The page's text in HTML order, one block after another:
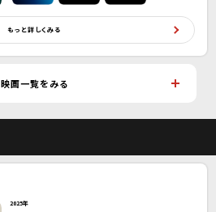
もっと詳しくみる
映画一覧をみる
2025年